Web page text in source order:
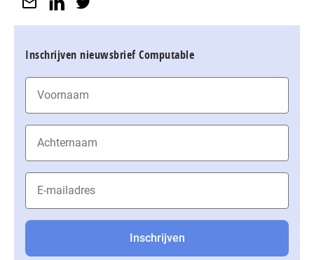
Inschrijven nieuwsbrief Computable